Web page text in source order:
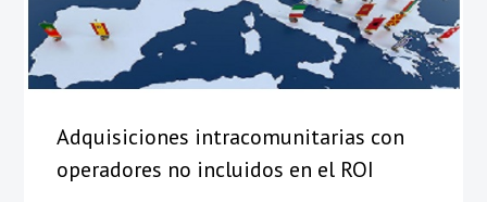
Adquisiciones intracomunitarias con
operadores no incluidos en el ROI